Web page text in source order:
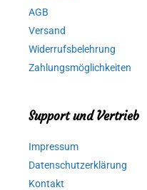
AGB
Versand
Widerrufsbelehrung
Zahlungsmöglichkeiten
Support und Vertrieb
Impressum
Datenschutzerklärung
Kontakt